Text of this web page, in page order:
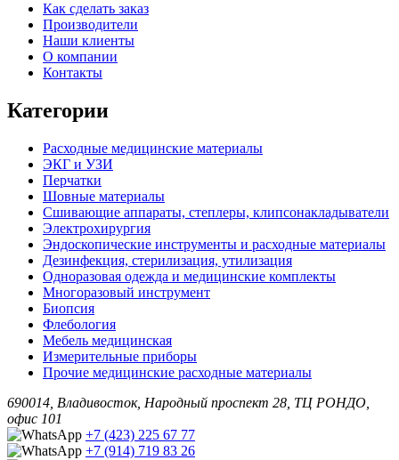
Как сделать заказ
Производители
Наши клиенты
О компании
Контакты
Категории
Расходные медицинские материалы
ЭКГ и УЗИ
Перчатки
Шовные материалы
Сшивающие аппараты, степлеры, клипсонакладыватели
Электрохирургия
Эндоскопические инструменты и расходные материалы
Дезинфекция, стерилизация, утилизация
Одноразовая одежда и медицинские комплекты
Многоразовый инструмент
Биопсия
Флебология
Мебель медицинская
Измерительные приборы
Прочие медицинские расходные материалы
690014, Владивосток, Народный проспект 28, ТЦ РОНДО,
офис 101
+7 (423) 225 67 77
+7 (914) 719 83 26